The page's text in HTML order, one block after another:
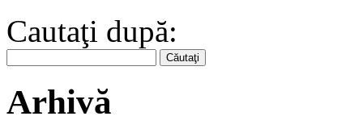
Cautaţi după:
Arhivă